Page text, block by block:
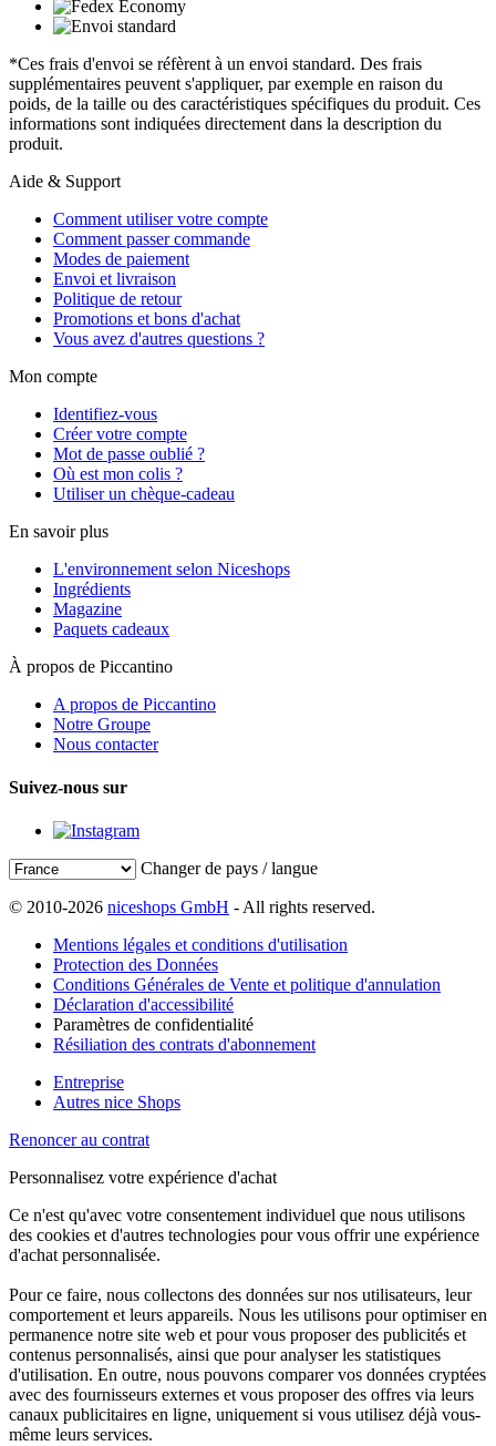
*Ces frais d'envoi se réfèrent à un envoi standard. Des frais
supplémentaires peuvent s'appliquer, par exemple en raison du
poids, de la taille ou des caractéristiques spécifiques du produit. Ces
informations sont indiquées directement dans la description du
produit.
Aide & Support
Comment utiliser votre compte
Comment passer commande
Modes de paiement
Envoi et livraison
Politique de retour
Promotions et bons d'achat
Vous avez d'autres questions ?
Mon compte
Identifiez-vous
Créer votre compte
Mot de passe oublié ?
Où est mon colis ?
Utiliser un chèque-cadeau
En savoir plus
L'environnement selon Niceshops
Ingrédients
Magazine
Paquets cadeaux
À propos de Piccantino
A propos de Piccantino
Notre Groupe
Nous contacter
Suivez-nous sur
Changer de pays / langue
© 2010-2026 niceshops GmbH - All rights reserved.
Mentions légales et conditions d'utilisation
Protection des Données
Conditions Générales de Vente et politique d'annulation
Déclaration d'accessibilité
Paramètres de confidentialité
Résiliation des contrats d'abonnement
Entreprise
Autres nice Shops
Renoncer au contrat
Personnalisez votre expérience d'achat
Ce n'est qu'avec votre consentement individuel que nous utilisons
des cookies et d'autres technologies pour vous offrir une expérience
d'achat personnalisée.
Pour ce faire, nous collectons des données sur nos utilisateurs, leur
comportement et leurs appareils. Nous les utilisons pour optimiser en
permanence notre site web et pour vous proposer des publicités et
contenus personnalisés, ainsi que pour analyser les statistiques
d'utilisation. En outre, nous pouvons comparer vos données cryptées
avec des fournisseurs externes et vous proposer des offres via leurs
canaux publicitaires en ligne, uniquement si vous utilisez déjà vous-
même leurs services.